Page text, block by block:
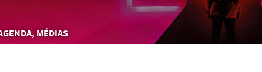
MÉDIAS